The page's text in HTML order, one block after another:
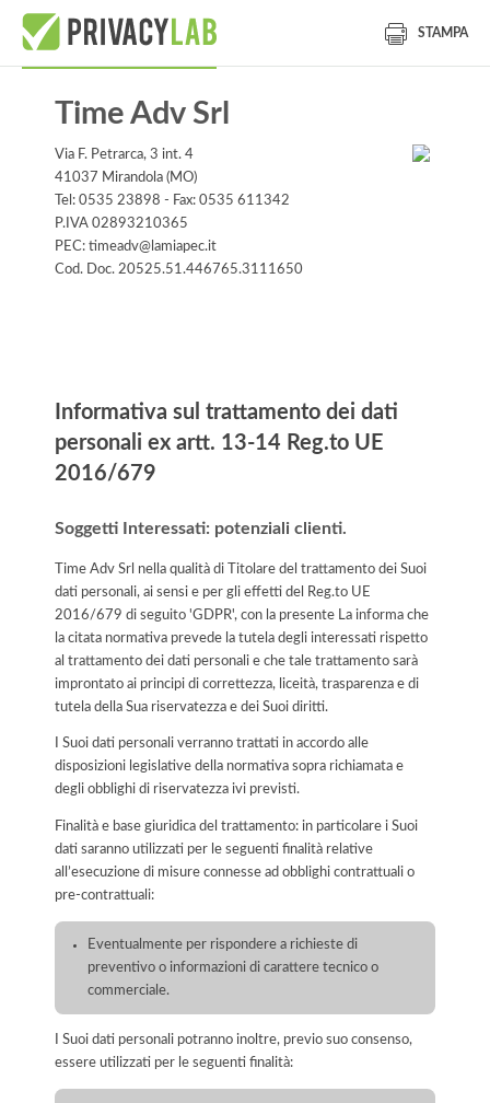
STAMPA
Time Adv Srl
Via F. Petrarca, 3 int. 4
41037 Mirandola (MO)
Tel: 0535 23898 - Fax: 0535 611342
P.IVA 02893210365
PEC: timeadv@lamiapec.it
Cod. Doc. 20525.51.446765.3111650
Informativa sul trattamento dei dati
personali ex artt. 13-14 Reg.to UE
2016/679
Soggetti Interessati: potenziali clienti.
Time Adv Srl nella qualità di Titolare del trattamento dei Suoi
dati personali, ai sensi e per gli effetti del Reg.to UE
2016/679 di seguito 'GDPR', con la presente La informa che
la citata normativa prevede la tutela degli interessati rispetto
al trattamento dei dati personali e che tale trattamento sarà
improntato ai principi di correttezza, liceità, trasparenza e di
tutela della Sua riservatezza e dei Suoi diritti.
I Suoi dati personali verranno trattati in accordo alle
disposizioni legislative della normativa sopra richiamata e
degli obblighi di riservatezza ivi previsti.
Finalità e base giuridica del trattamento: in particolare i Suoi
dati saranno utilizzati per le seguenti finalità relative
all’esecuzione di misure connesse ad obblighi contrattuali o
pre-contrattuali:
Eventualmente per rispondere a richieste di
preventivo o informazioni di carattere tecnico o
commerciale.
I Suoi dati personali potranno inoltre, previo suo consenso,
essere utilizzati per le seguenti finalità: